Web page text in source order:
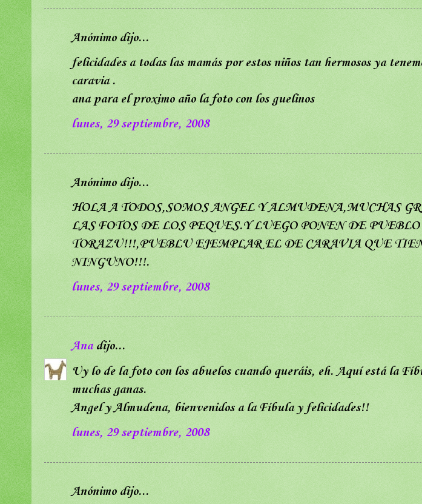
Anónimo dijo...
felicidades a todas las mamás por estos niños tan hermosos ya
caravia .
ana para el proximo año la foto con los guelinos
lunes, 29 septiembre, 2008
Anónimo dijo...
HOLA A TODOS,SOMOS ANGEL Y ALMUDENA,MUCHAS
LAS FOTOS DE LOS PEQUES.Y LUEGO PONEN DE
TORAZU!!!,PUEBLU EJEMPLAR EL DE CARAVIA QUE
NINGUNO!!!.
lunes, 29 septiembre, 2008
Anadijo...
Uy lo de la foto con los abuelos cuando queráis, eh. Aquí está la
muchas ganas.
Angel y Almudena, bienvenidos a la Fíbula y felicidades!!
lunes, 29 septiembre, 2008
Anónimo dijo...